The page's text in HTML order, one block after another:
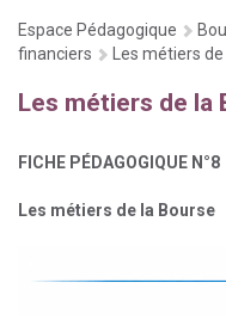
Espace Pédagogique
financiers
Les métiers
Les métiers de la
FICHE PÉDAGOGIQUE N°8
Les métiers de la Bourse